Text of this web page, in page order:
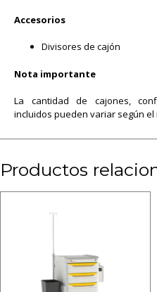
Accesorios
Divisores de cajón
Nota importante
La cantidad de cajones,
incluidos pueden variar según
Productos